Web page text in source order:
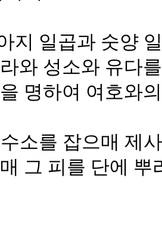
지 일곱과 숫양
와 성소와 유다
명하여 여호와
소를 잡으매 제
그 피를 단에